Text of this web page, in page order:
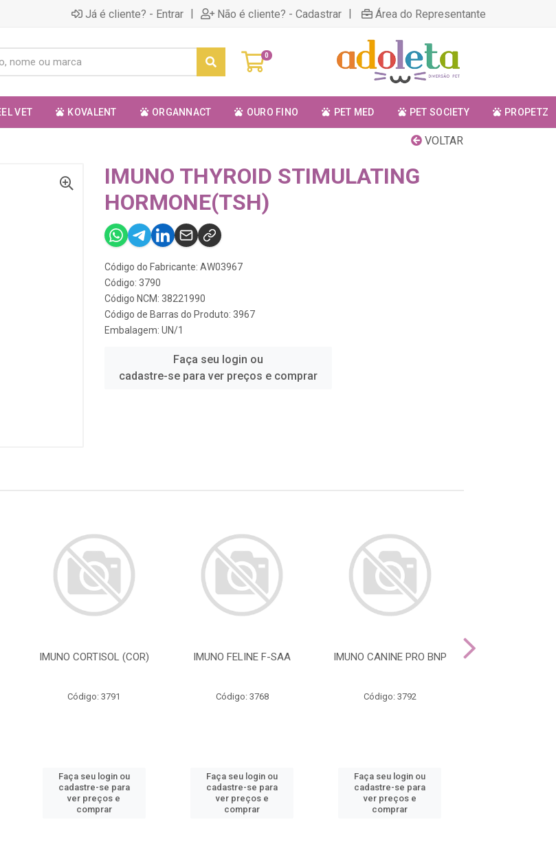
Já é cliente? - Entrar | Não é cliente? - Cadastrar | Área do Representante
0
VET KOVALENT ORGANNACT OURO FINO PET MED PET SOCIETY PROPETZ
VOLTAR
IMUNO THYROID STIMULATING
HORMONE(TSH)
Código do Fabricante: AW03967
Código: 3790
Código NCM: 38221990
Código de Barras do Produto: 3967
Embalagem: UN/1
Faça seu login ou
cadastre-se para ver preços e comprar
IMUNO CORTISOL (COR)
Código: 3791
Faça seu login ou
cadastre-se para
ver preços e
comprar
IMUNO FELINE F-SAA
Código: 3768
Faça seu login ou
cadastre-se para
ver preços e
comprar
IMUNO CANINE PRO BNP
Código: 3792
Faça seu login ou
cadastre-se para
ver preços e
comprar